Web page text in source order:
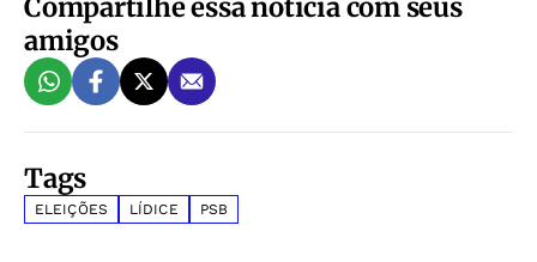
Compartilhe essa notícia com seus
amigos
Tags
ELEIÇÕES LÍDICE PSB